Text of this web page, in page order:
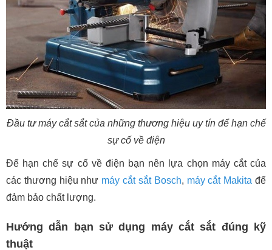
Đầu tư máy cắt sắt của những thương hiệu uy tín để hạn chế
sự cố về điện
Để hạn chế sự cố về điện bạn nên lựa chọn máy cắt của
các thương hiệu như máy cắt sắt Bosch, máy cắt Makita để
đảm bảo chất lượng.
Hướng dẫn bạn sử dụng máy cắt sắt đúng kỹ
thuật